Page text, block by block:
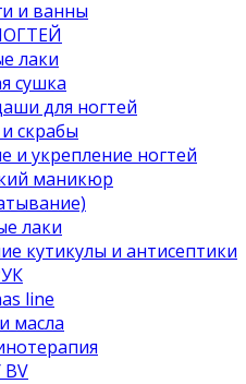
и ванны
лаки
сушка
для ногтей
скрабы
и укрепление ногтей
маникюр
лаки
кутикулы и антисептики
line
масла
BV